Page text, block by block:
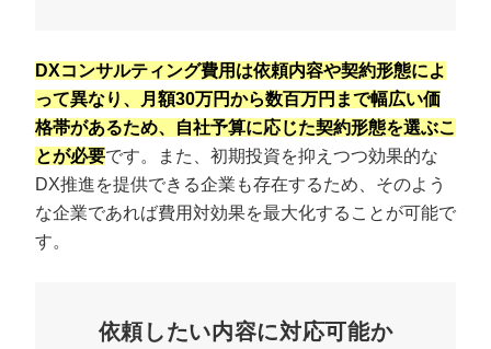
DXコンサルティング費用は依頼内容や契約形態によ
って異なり、月額30万円から数百万円まで幅広い価
格帯があるため、自社予算に応じた契約形態を選ぶこ
とが必要です。また、初期投資を抑えつつ効果的な
DX推進を提供できる企業も存在するため、そのよう
な企業であれば費用対効果を最大化することが可能で
す。
依頼したい内容に対応可能か